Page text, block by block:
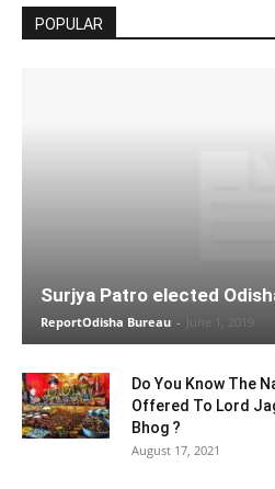
POPULAR
Surjya Patro elected
ReportOdisha Bureau - June 1, 2019
Do You Know The
Offered To Lord
Bhog ?
August 17, 2021